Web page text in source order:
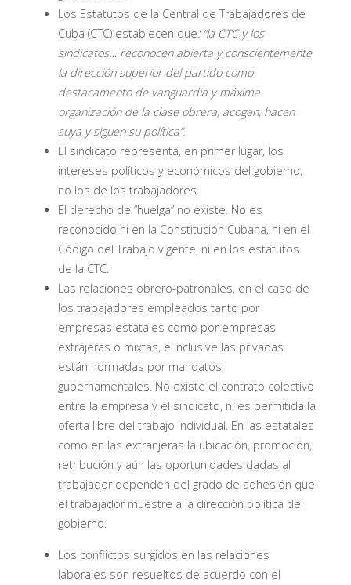
Los Estatutos de la Central de Trabajadores de
Cuba (CTC) establecen que: “la CTC y los
sindicatos… reconocen abierta y conscientemente
la dirección superior del partido como
destacamento de vanguardia y máxima
organización de la clase obrera, acogen, hacen
suya y siguen su política”.
El sindicato representa, en primer lugar, los
intereses políticos y económicos del gobierno,
no los de los trabajadores.
El derecho de “huelga” no existe. No es
reconocido ni en la Constitución Cubana, ni en el
Código del Trabajo vigente, ni en los estatutos
de la CTC.
Las relaciones obrero-patronales, en el caso de
los trabajadores empleados tanto por
empresas estatales como por empresas
extrajeras o mixtas, e inclusive las privadas
están normadas por mandatos
gubernamentales. No existe el contrato colectivo
entre la empresa y el sindicato, ni es permitida la
oferta libre del trabajo individual. En las estatales
como en las extranjeras la ubicación, promoción,
retribución y aún las oportunidades dadas al
trabajador dependen del grado de adhesión que
el trabajador muestre a la dirección política del
gobierno.
Los conflictos surgidos en las relaciones
laborales son resueltos de acuerdo con el